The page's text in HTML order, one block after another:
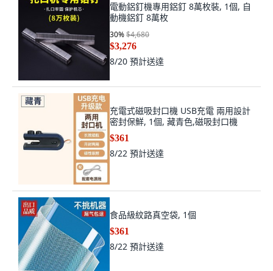
電動鋁釘機專用鋁釘 8萬枚裝, 1個, 自
動機鋁釘 8萬枚
30%$4,680
$3,276
8/20 預計送達
充電式磁吸封口機 USB充電 兩用設計
密封保鮮, 1個, 藏青色,磁吸封口機
$361
8/22 預計送達
食品級紋路真空袋, 1個
$361
8/22 預計送達